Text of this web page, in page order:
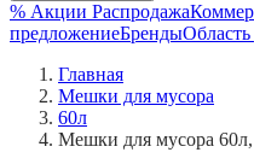
% Акции Распродажа
предложениеБренды
Главная
Мешки для мусора
60л
Мешки для мусора